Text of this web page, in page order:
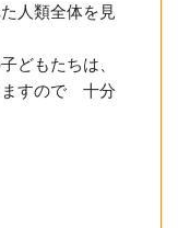
人類全体を見
どもたちは、
ますので 十分